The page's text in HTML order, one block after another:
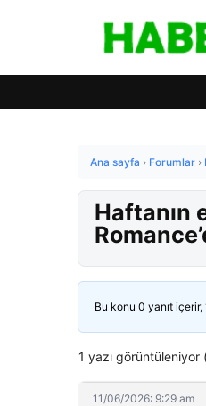
Ana sayfa › Forumlar ›
Haftanın
Bu konu 0 yanıt
1 yazı görüntüleniyor
11/06/2026: 9:29 am